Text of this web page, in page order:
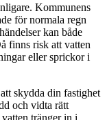
Kommunens
för normala regn
kan både
finns risk att vatten
eller sprickor i
skydda din fastighet
och vidta rätt
tränger in i